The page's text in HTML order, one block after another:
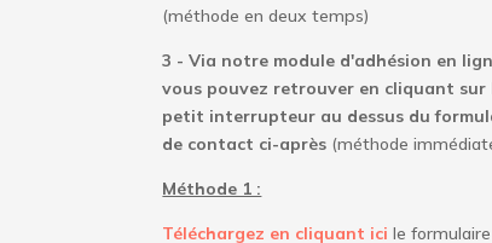
(méthode en deux temps)
3 - Via notre module d'adhésion en
vous pouvez retrouver en cliquant sur
petit interrupteur au dessus du
de contact ci-après (méthode
Méthode 1 :
Téléchargez en cliquant ici le